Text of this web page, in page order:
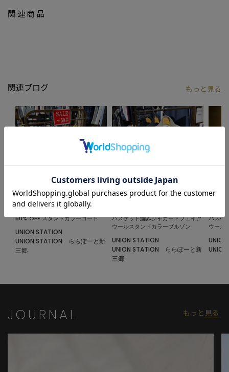
私たちは服を通してみなさまの心が明るくなったりワクワクした
り、ささやかな高揚感を感じていただけるような”おしゃれ着”を
お届けします。
※屋外での撮影画像は光の加減で、実際の商品より明るく見える
場合が御座います。商品の色味は生地アップ・スタジオ撮影の画
像をご参考下さい。
※画像の商品はサンプルとなりますので実際の商品と仕様、加
工、サイズが若干異なる場合がございます。
関連商品
関連ブログ もっと 見る
2025.01.29
50% OFF スタンドカラーコート
UNION STATION
UNION STATION ららぽーと新
三郷
バスケット編みジャガードフェイク
ウールスタンドカラーブルゾン
UNION STATION
UNION STATION ららぽーと新
三郷
バスケ
ウール
JOURNAL もっと 見る